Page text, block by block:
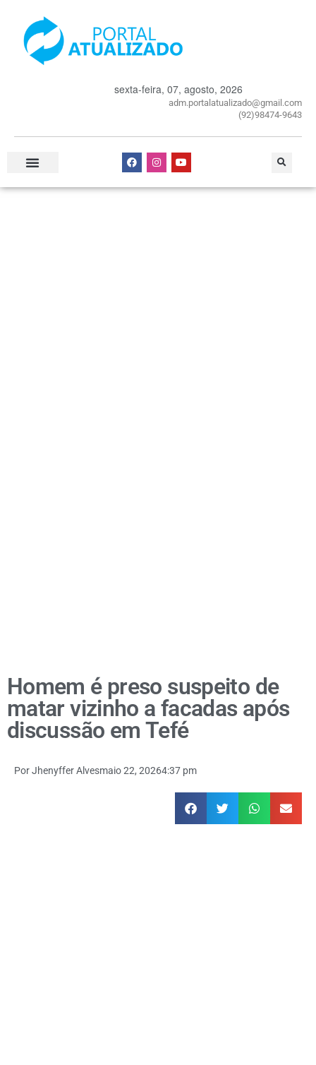
sexta-feira, 07, agosto, 2026
adm.portalatualizado@gmail.com
(92)98474-9643
Homem é preso suspeito de
matar vizinho a facadas após
discussão em Tefé
PorJhenyffer Alvesmaio 22, 20264:37 pm